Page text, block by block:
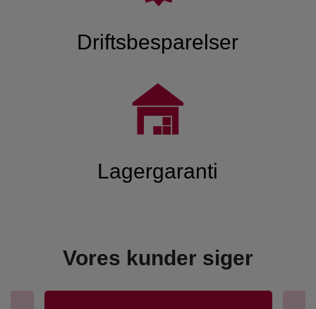
Driftsbesparelser
Lagergaranti
Vores kunder siger